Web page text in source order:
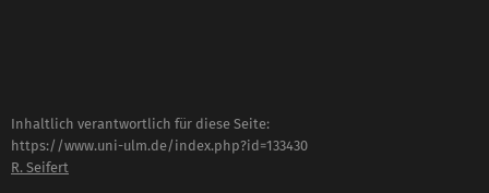
Inhaltlich verantwortlich für diese Seite:
https://www.uni-ulm.de/index.php?id=133430
R. Seifert